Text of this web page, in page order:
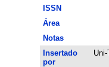
ISSN
Área
Notas
Insertado
por